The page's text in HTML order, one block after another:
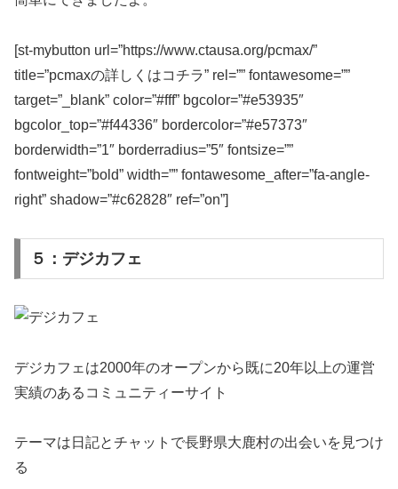
[st-mybutton url=”https://www.ctausa.org/pcmax/”
title=”pcmaxの詳しくはコチラ” rel=”” fontawesome=””
target=”_blank” color=”#fff” bgcolor=”#e53935″
bgcolor_top=”#f44336″ bordercolor=”#e57373″
borderwidth=”1″ borderradius=”5″ fontsize=””
fontweight=”bold” width=”” fontawesome_after=”fa-angle-
right” shadow=”#c62828″ ref=”on”]
５：デジカフェ
デジカフェは2000年のオープンから既に20年以上の運営
実績のあるコミュニティーサイト
テーマは日記とチャットで長野県大鹿村の出会いを見つけ
る